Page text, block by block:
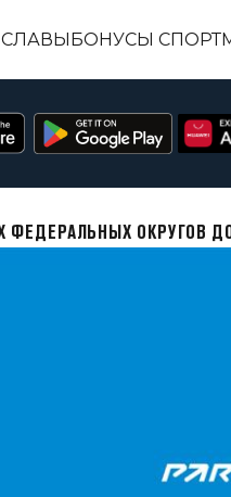
БОНУСЫ
ФЕДЕРАЛЬНЫХ ОКРУГОВ